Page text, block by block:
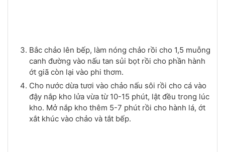
Bắc chảo lên bếp, làm nóng chảo rồi cho 1,5 muỗng
canh đường vào nấu tan sủi bọt rồi cho phần hành
ớt giã còn lại vào phi thơm.
Cho nước dừa tươi vào chảo nấu sôi rồi cho cá vào
đậy nắp kho lửa vừa từ 10-15 phút, lật đều trong lúc
kho. Mở nắp kho thêm 5-7 phút rồi cho hành lá, ớt
xắt khúc vào chảo và tắt bếp.